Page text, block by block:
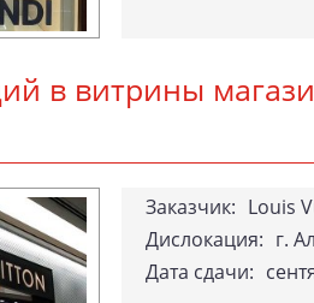
в вит­ри­ны
За­каз­чик: Louis
Дислокация: г.
Да­та сда­чи: